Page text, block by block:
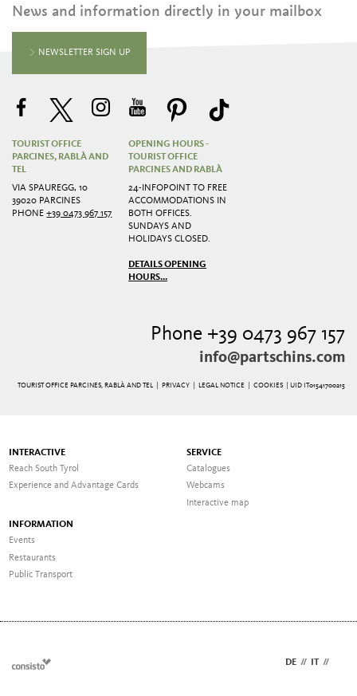
News and information directly in your mailbox
NEWSLETTER SIGN UP
TOURIST OFFICE
PARCINES, RABLÀ AND
TEL
VIA SPAUREGG, 10
39020 PARCINES
PHONE+39 0473 967 157
OPENING HOURS -
TOURIST OFFICE
PARCINES AND RABLÀ
24-INFOPOINT TO FREE
ACCOMMODATIONS IN
BOTH OFFICES.
SUNDAYS AND
HOLIDAYS CLOSED.
DETAILS OPENING
HOURS...
Phone +39 0473 967 157
info@partschins.com
TOURIST OFFICE PARCINES, RABLÀ AND TEL | PRIVACY| LEGAL NOTICE COOKIES | UID IT01541700215
INTERACTIVE
Reach South Tyrol
Experience and Advantage Cards
SERVICE
Catalogues
Webcams
Interactive map
INFORMATION
Events
Restaurants
Public Transport
DE // IT //